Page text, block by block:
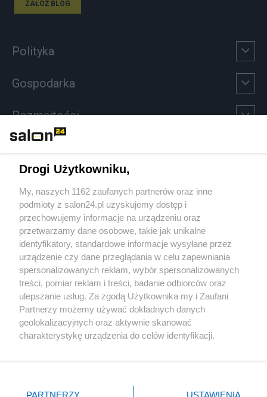
ZAŁÓŻ BLOG
Polityka
Gospodarka
Rozmaitości
Sport
Społeczeństwo
Kultura
X Facebook Instagram Youtube
Drogi Użytkowniku,
My, naszych 1162 zaufanych partnerów oraz inne
podmioty z salon24.pl uzyskujemy dostęp i
przechowujemy informacje na urządzeniu oraz
przetwarzamy dane osobowe, takie jak unikalne
identyfikatory, standardowe informacje wysyłane przez
urządzenie czy dane przeglądania w celu zapewniania
spersonalizowanych reklam, wybór spersonalizowanych
treści, pomiar reklam i treści, badanie odbiorców oraz
ulepszanie usług. Za zgodą Użytkownika my i Zaufani
Partnerzy możemy używać dokładnych danych
geolokalizacyjnych oraz aktywnie skanować
charakterystykę urządzenia do celów identyfikacji.
zmienić/wycofać klikając przycisk ustawień prywatności
PARTNERZY USTAWIENIA